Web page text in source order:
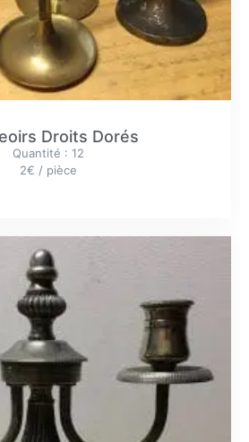
Droits Dorés
Quantité : 12
2€ / pièce